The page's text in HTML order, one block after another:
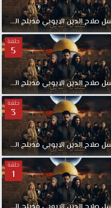
صلاحالدينالايوبي مدبلجالحلقة
حلقة
5
صلاحالدينالايوبي مدبلجالحلقة
حلقة
3
صلاحالدينالايوبي مدبلجالحلقة
حلقة
1